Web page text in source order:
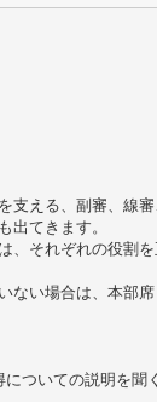
支える、副審、線
出てきます。
、それぞれの役割
ない場合は、本部
ついての説明を聞く